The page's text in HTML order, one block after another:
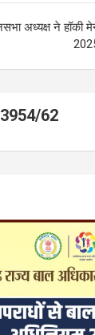
p अध्यक्ष ने हॉकी
62